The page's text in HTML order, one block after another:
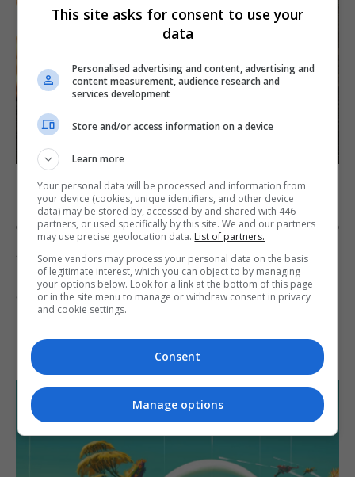
Resident Evil 4 sai para PS4 e Xbox One no final de
agosto
OS 8 DE JULY DE 2016 0
As versões para PlayStation 4 e Xbox One de
Resident Evil 4 serão lançadas no dia 30 de
agosto, anunciou hoje a Capcom. O jogo, que é
um dos melhores de todos os tempos e para
muitos o melhor Resident…
This site asks for consent to use your
data
Personalised advertising and content, advertising and
content measurement, audience research and
services development
Store and/or access information on a device
Learn more
Your personal data will be processed and information from
your device (cookies, unique identifiers, and other device
data) may be stored by, accessed by and shared with 446
partners, or used specifically by this site. We and our partners
may use precise geolocation data. List of partners.
Some vendors may process your personal data on the basis
of legitimate interest, which you can object to by managing
your options below. Look for a link at the bottom of this page
or in the site menu to manage or withdraw consent in privacy
and cookie settings.
Consent
Manage options